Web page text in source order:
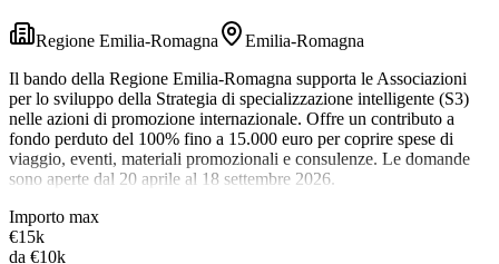
Regione Emilia-Romagna
Emilia-Romagna
Il bando della Regione Emilia-Romagna supporta le Associazioni
per lo sviluppo della Strategia di specializzazione intelligente (S3)
nelle azioni di promozione internazionale. Offre un contributo a
fondo perduto del 100% fino a 15.000 euro per coprire spese di
viaggio, eventi, materiali promozionali e consulenze. Le domande
sono aperte dal 20 aprile al 18 settembre 2026.
Importo max
€15k
da €10k